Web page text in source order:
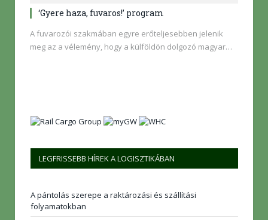
‘Gyere haza, fuvaros!’ program
A fuvarozói szakmában egyre erőteljesebben jelenik
meg az a vélemény, hogy a külföldön dolgozó magyar…
LEGFRISSEBB HÍREK A LOGISZTIKÁBAN
A pántolás szerepe a raktározási és szállítási
folyamatokban